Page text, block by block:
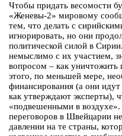
Чтобы придать весомости
«Женевы-2» мировому
тем, что делать с
игнорировать, но они
политической силой в
немыслимо с их участием,
вопросом – как уничтожить
этого, по меньшей мере,
финансирования (а они
как утверждают эксперты),
«подвешенными в воздухе».
переговоров в Швейцарии
давлении на те страны,